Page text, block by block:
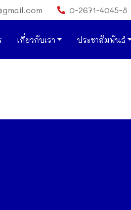
0-2671-4045-8
เกี่ยวกับเรา ประชาสัมพันธ์